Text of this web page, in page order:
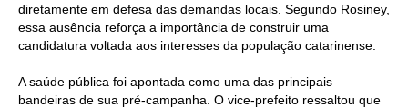
diretamente em defesa das demandas locais. Segundo Rosiney,
essa ausência reforça a importância de construir uma
candidatura voltada aos interesses da população catarinense.
A saúde pública foi apontada como uma das principais
bandeiras de sua pré-campanha. O vice-prefeito ressaltou que